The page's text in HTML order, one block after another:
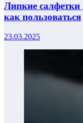
Липкие
как пользоваться
23.03.2025